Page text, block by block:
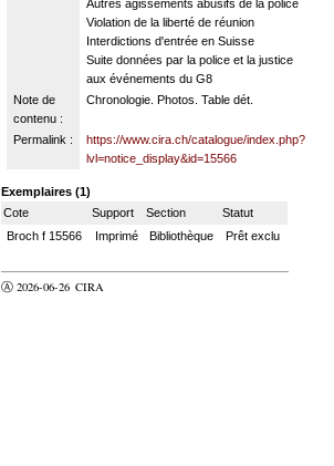
Autres agissements abusifs de la police
Violation de la liberté de réunion
Interdictions d'entrée en Suisse
Suite données par la police et la justice
aux événements du G8
Note de
contenu :
Chronologie. Photos. Table dét.
Permalink :
https://www.cira.ch/catalogue/index.php?
lvl=notice_display&id=15566
Exemplaires (1)
Cote
Support Section
Statut
Broch f 15566
Imprimé Bibliothèque Prêt exclu
Ⓐ 2026-06-26 CIRA